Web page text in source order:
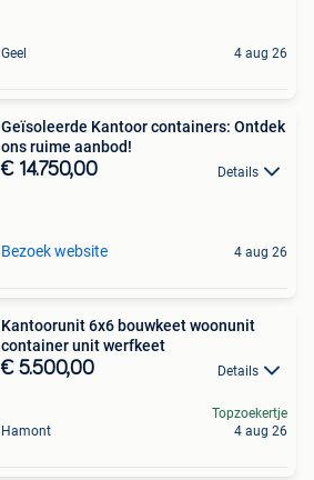
Geel 4 aug 26
Geïsoleerde Kantoor containers: Ontdek
ons ruime aanbod!
€ 14.750,00 Details
Bezoek website 4 aug 26
Kantoorunit 6x6 bouwkeet woonunit
container unit werfkeet
€ 5.500,00 Details
Hamont
Topzoekertje
4 aug 26